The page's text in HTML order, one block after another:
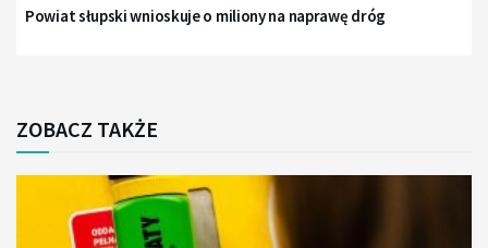
Powiat słupski wnioskuje o miliony na naprawę dróg
ZOBACZ TAKŻE